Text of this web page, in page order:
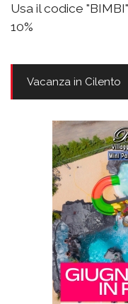
Usa il codice
10%
Vacanza in Cilento